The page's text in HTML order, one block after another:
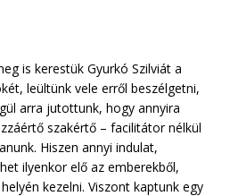
is kerestük Gyurkó Szilviát a
leültünk vele erről beszélgetni,
arra jutottunk, hogy annyira
szakértő – facilitátor nélkül
Hiszen annyi indulat,
ilyenkor elő az emberekből,
kezelni. Viszont kaptunk egy